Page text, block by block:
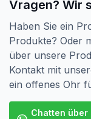
Vragen? Wir
Haben Sie ein
Produkte? Oder
über unsere
Kontakt mit
ein offenes Ohr
Chatten über